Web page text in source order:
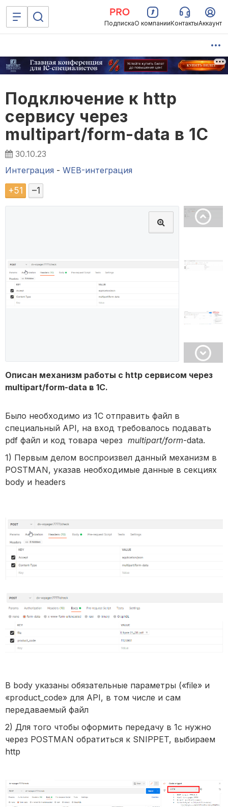
ПодпискаО компанииКонтактыАккаунт
Подключение к http
сервису через
multipart/form-data в 1С
30.10.23
Интеграция - WEB-интеграция
+51 –1
Описан механизм работы с http сервисом через
multipart/form-data в 1С.
Было необходимо из 1С отправить файл в
специальный API, на вход требовалось подавать
pdf файл и код товара через multipart/form-data.
1) Первым делом воспроизвел данный механизм в
POSTMAN, указав необходимые данные в секциях
body и headers
В body указаны обязательные параметры («file» и
«product_code» для API, в том числе и сам
передаваемый файл
2) Для того чтобы оформить передачу в 1с нужно
через POSTMAN обратиться к SNIPPET, выбираем
http